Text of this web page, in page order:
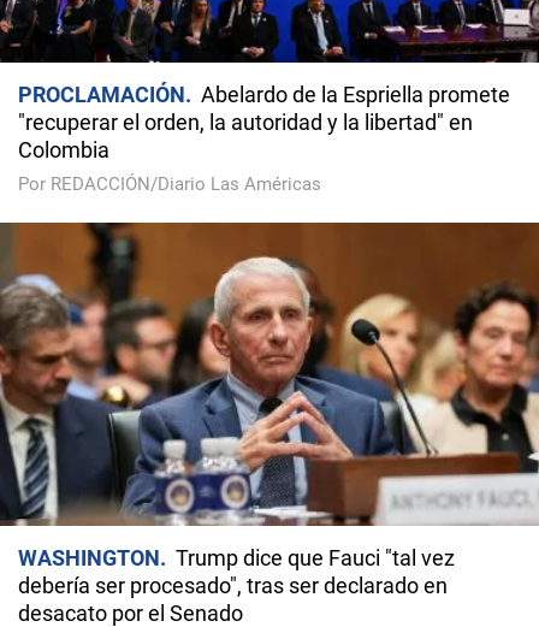
PROCLAMACIÓN
Abelardo de la Espriella promete
"recuperar el orden, la autoridad y la libertad" en
Colombia
Por REDACCIÓN/Diario Las Américas
WASHINGTON
Trump dice que Fauci "tal vez
debería ser procesado", tras ser declarado en
desacato por el Senado